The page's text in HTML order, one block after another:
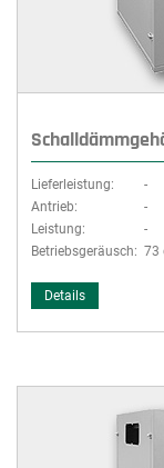
Lieferleistung:
-
Antrieb:
-
Leistung:
-
Betriebsgeräusch: 73
Details